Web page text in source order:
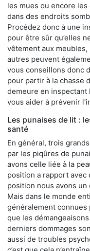
les mues ou encore
dans des endroits
Procédez donc à une
pour être sûr qu’elles
vêtement aux
autres peuvent
vous conseillons donc
pour partir à la chasse
demeure en
vous aider à prévenir
Les punaises de lit :
santé
En général, trois
par les piqûres de
avons celle liée à la
position a rapport
position nous avons
Mais dans le monde
généralement connues
que les
derniers dommages
aussi de troubles